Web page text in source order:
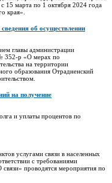
15 марта по 1 октября 2024 года
края».
об осуществлении
главы администрации
352-р «О мерах по
на территории
образования Отрадненский
на получение
и уплаты процентов по
услугами связи в населенных
с требованиями
проводятся мероприятия по